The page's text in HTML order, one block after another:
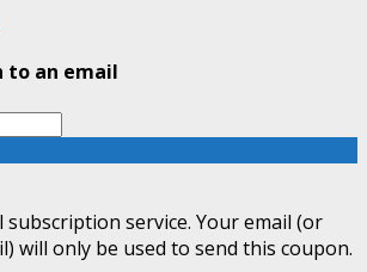
to an email
subscription service. Your email (or
will only be used to send this coupon.